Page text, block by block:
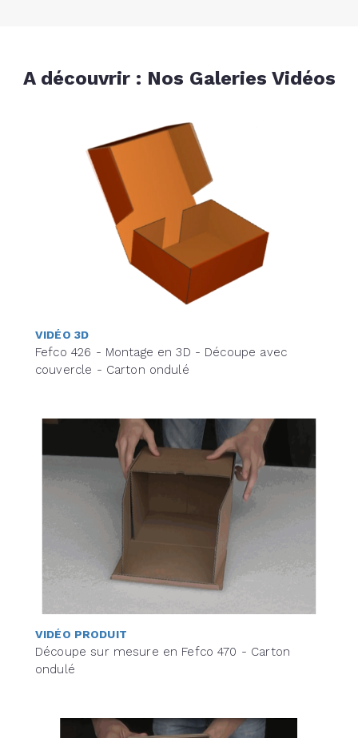
A découvrir : Nos Galeries Vidéos
VIDÉO 3D
Fefco 426 - Montage en 3D - Découpe avec
couvercle - Carton ondulé
VIDÉO PRODUIT
Découpe sur mesure en Fefco 470 - Carton
ondulé